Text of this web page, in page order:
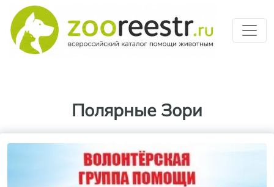
Полярные Зори